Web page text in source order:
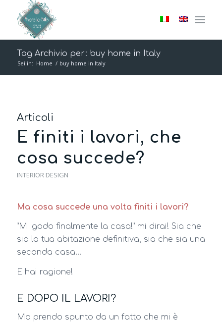
Tag Archivio per: buy home in Italy
Sei in: Home / buy home in Italy
Articoli
E finiti i lavori, che
cosa succede?
INTERIOR DESIGN
Ma cosa succede una volta finiti i lavori?
“Mi godo finalmente la casa!” mi dirai! Sia che
sia la tua abitazione definitiva, sia che sia una
seconda casa…
E hai ragione!
E DOPO IL LAVORI?
Ma prendo spunto da un fatto che mi è